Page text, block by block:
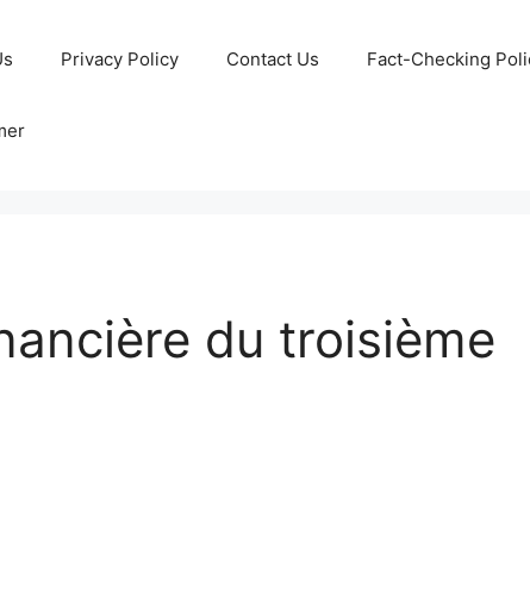
Privacy Policy Contact Us Fact-Checking
du troisième